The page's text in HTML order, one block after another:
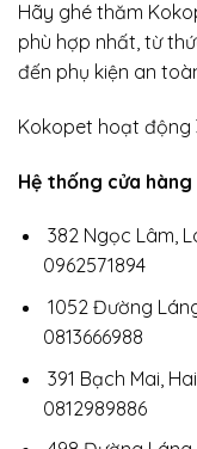
Hãy ghé thăm
phù hợp nhất, từ
đến phụ kiện an
Kokopet hoạt động
Hệ thống cửa
382 Ngọc Lâm,
0962571894
1052 Đường
0813666988
391 Bạch Mai,
0812989886